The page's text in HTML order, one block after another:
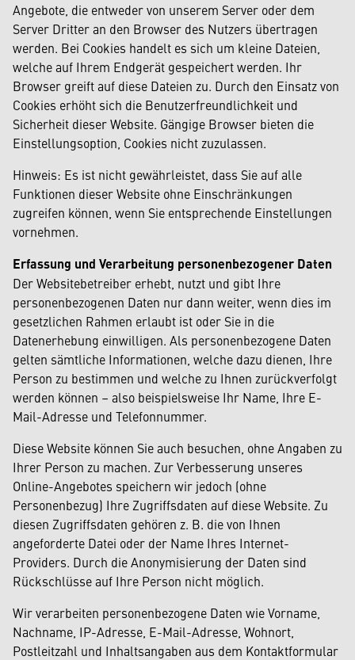
Angebote, die entweder von unserem Server oder dem
Server Dritter an den Browser des Nutzers übertragen
werden. Bei Cookies handelt es sich um kleine Dateien,
welche auf Ihrem Endgerät gespeichert werden. Ihr
Browser greift auf diese Dateien zu. Durch den Einsatz von
Cookies erhöht sich die Benutzerfreundlichkeit und
Sicherheit dieser Website. Gängige Browser bieten die
Einstellungsoption, Cookies nicht zuzulassen.
Hinweis: Es ist nicht gewährleistet, dass Sie auf alle
Funktionen dieser Website ohne Einschränkungen
zugreifen können, wenn Sie entsprechende Einstellungen
vornehmen.
Erfassung und Verarbeitung personenbezogener Daten
Der Websitebetreiber erhebt, nutzt und gibt Ihre
personenbezogenen Daten nur dann weiter, wenn dies im
gesetzlichen Rahmen erlaubt ist oder Sie in die
Datenerhebung einwilligen. Als personenbezogene Daten
gelten sämtliche Informationen, welche dazu dienen, Ihre
Person zu bestimmen und welche zu Ihnen zurückverfolgt
werden können – also beispielsweise Ihr Name, Ihre E-
Mail-Adresse und Telefonnummer.
Diese Website können Sie auch besuchen, ohne Angaben zu
Ihrer Person zu machen. Zur Verbesserung unseres
Online-Angebotes speichern wir jedoch (ohne
Personenbezug) Ihre Zugriffsdaten auf diese Website. Zu
diesen Zugriffsdaten gehören z. B. die von Ihnen
angeforderte Datei oder der Name Ihres Internet-
Providers. Durch die Anonymisierung der Daten sind
Rückschlüsse auf Ihre Person nicht möglich.
Wir verarbeiten personenbezogene Daten wie Vorname,
Nachname, IP-Adresse, E-Mail-Adresse, Wohnort,
Postleitzahl und Inhaltsangaben aus dem Kontaktformular